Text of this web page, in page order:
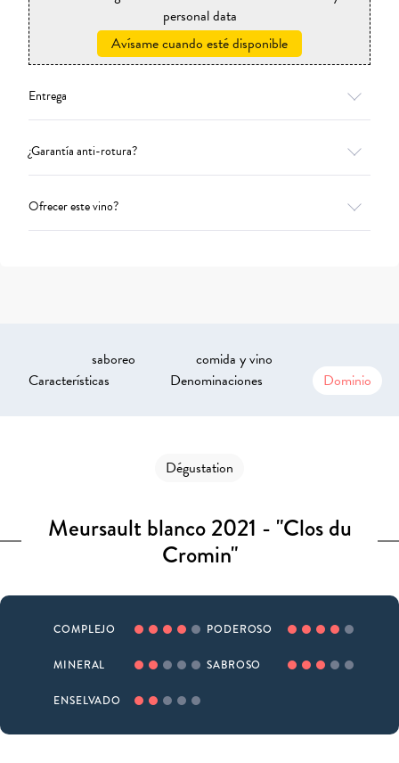
personal data
Avísame cuando esté disponible
Entrega
¿Garantía anti-rotura?
Ofrecer este vino?
saboreo
comida y vino
Características
Denominaciones Dominio
Dégustation
Meursault blanco 2021 - "Clos du
Cromin"
COMPLEJO PODEROSO
MINERAL SABROSO
ENSELVADO